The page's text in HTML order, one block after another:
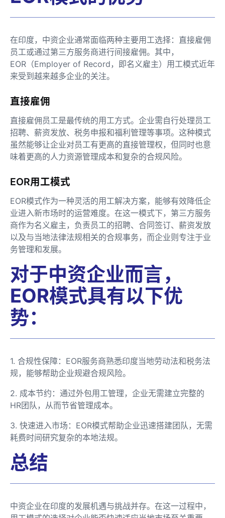
在印度，中资企业通常面临两种主要用工选择：直接雇佣
员工或通过第三方服务商进行间接雇佣。其中，
EOR（Employer of Record，即名义雇主）用工模式近年
来受到越来越多企业的关注。
直接雇佣
直接雇佣员工是最传统的用工方式。企业需自行处理员工
招聘、薪资发放、税务申报和福利管理等事项。这种模式
虽然能够让企业对员工有更高的直接管理权，但同时也意
味着更高的人力资源管理成本和复杂的合规风险。
EOR用工模式
EOR模式作为一种灵活的用工解决方案，能够有效降低企
业进入新市场时的运营难度。在这一模式下，第三方服务
商作为名义雇主，负责员工的招聘、合同签订、薪资发放
以及与当地法律法规相关的合规事务，而企业则专注于业
务管理和发展。
对于中资企业而言，
EOR模式具有以下优
势：
1. 合规性保障：EOR服务商熟悉印度当地劳动法和税务法
规，能够帮助企业规避合规风险。
2. 成本节约：通过外包用工管理，企业无需建立完整的
HR团队，从而节省管理成本。
3. 快速进入市场：EOR模式帮助企业迅速搭建团队，无需
耗费时间研究复杂的本地法规。
总结
中资企业在印度的发展机遇与挑战并存。在这一过程中，